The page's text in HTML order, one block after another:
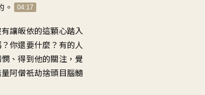
。 04:17
讓皈依的這顆心踏入
你還要什麼 ？ 有的人
、得到他的關注， 覺
阿僧祇劫捨頭目腦髓